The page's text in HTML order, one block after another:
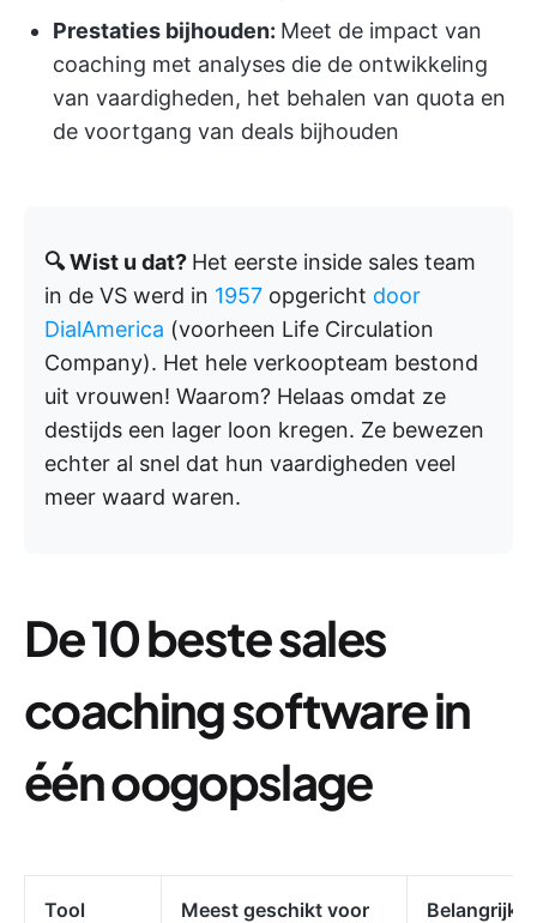
Prestaties bijhouden: Meet de impact van
coaching met analyses die de ontwikkeling
van vaardigheden, het behalen van quota en
de voortgang van deals bijhouden
🔍 Wist u dat? Het eerste inside sales team
in de VS werd in 1957 opgericht door
DialAmerica (voorheen Life Circulation
Company). Het hele verkoopteam bestond
uit vrouwen! Waarom? Helaas omdat ze
destijds een lager loon kregen. Ze bewezen
echter al snel dat hun vaardigheden veel
meer waard waren.
De 10 beste sales
coaching software in
één oogopslage
Tool Meest geschikt voor